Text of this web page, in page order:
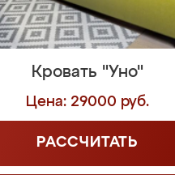
Кровать "Уно"
Цена: 29000 руб.
РАССЧИТАТЬ